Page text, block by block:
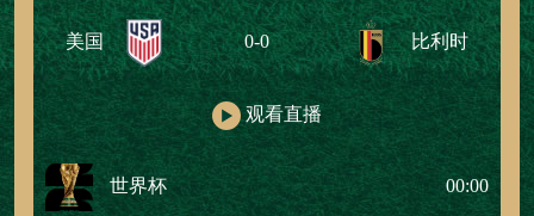
美国 0-0 比利时
观看直播
世界杯 00:00